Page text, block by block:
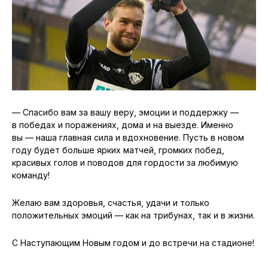
— Спасибо вам за вашу веру, эмоции и поддержку —
в победах и поражениях, дома и на выезде. Именно
вы — наша главная сила и вдохновение. Пусть в новом
году будет больше ярких матчей, громких побед,
красивых голов и поводов для гордости за любимую
команду!
Желаю вам здоровья, счастья, удачи и только
положительных эмоций — как на трибунах, так и в жизни.
С Наступающим Новым годом и до встречи на стадионе!